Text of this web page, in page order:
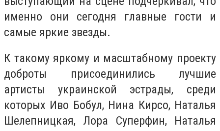
именно они сегодня главные гости и
самые яркие звезды.
К такому яркому и масштабному проекту
доброты присоединились лучшие
артисты украинской эстрады, среди
которых Иво Бобул, Нина Кирсо, Наталья
Шелепницкая, Лора Суперфин, Наталья